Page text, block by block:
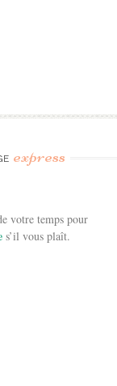
express
votre temps pour
s’il vous plaît.